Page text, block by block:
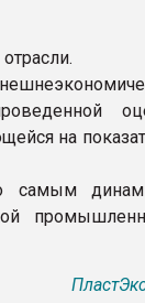
на
самым